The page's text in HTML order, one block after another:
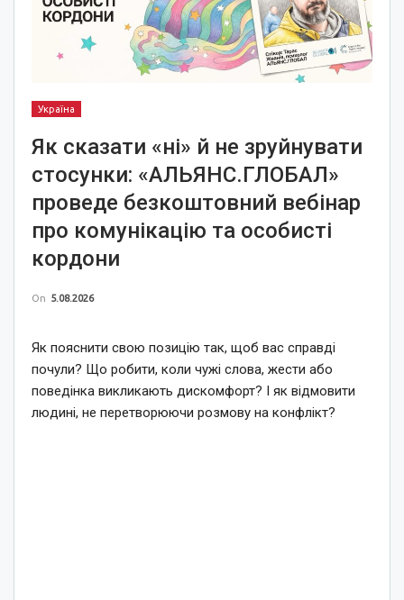
Україна
Як сказати «ні» й не зруйнувати
стосунки: «АЛЬЯНС.ГЛОБАЛ»
проведе безкоштовний вебінар
про комунікацію та особисті
кордони
On 5.08.2026
Як пояснити свою позицію так, щоб вас справді
почули? Що робити, коли чужі слова, жести або
поведінка викликають дискомфорт? І як відмовити
людині, не перетворюючи розмову на конфлікт?